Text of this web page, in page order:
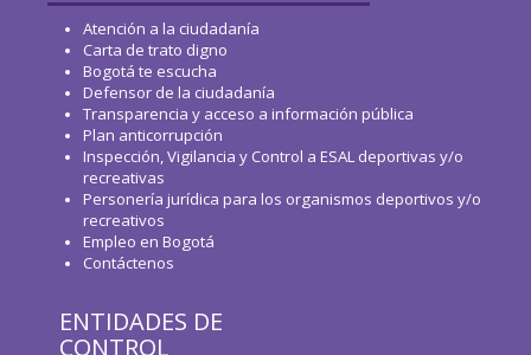
Atención a la ciudadanía
Carta de trato digno
Bogotá te escucha
Defensor de la ciudadanía
Transparencia y acceso a información pública
Plan anticorrupción
Inspección, Vigilancia y Control a ESAL deportivas y/o
recreativas
Personería jurídica para los organismos deportivos y/o
recreativos
Empleo en Bogotá
Contáctenos
ENTIDADES DE
CONTROL